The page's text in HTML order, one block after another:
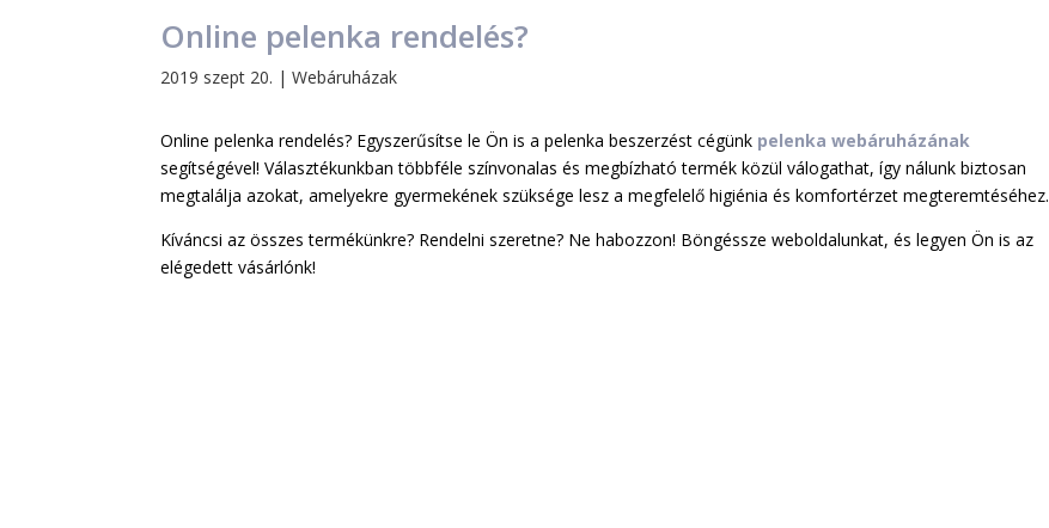
Online pelenka rendelés?
2019 szept 20. |Webáruházak
Online pelenka rendelés? Egyszerűsítse le Ön is a pelenka beszerzést cégünk pelenka webáruházának
segítségével! Választékunkban többféle színvonalas és megbízható termék közül válogathat, így nálunk biztosan
megtalálja azokat, amelyekre gyermekének szüksége lesz a megfelelő higiénia és komfortérzet megteremtéséhez.
Kíváncsi az összes termékünkre? Rendelni szeretne? Ne habozzon! Böngéssze weboldalunkat, és legyen Ön is az
elégedett vásárlónk!